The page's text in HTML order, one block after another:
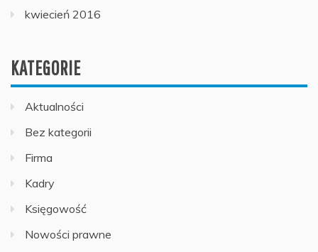
kwiecień 2016
KATEGORIE
Aktualności
Bez kategorii
Firma
Kadry
Księgowość
Nowości prawne